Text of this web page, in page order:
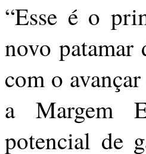
“Esse é o
novo patamar
com o
a Margem
potencial de